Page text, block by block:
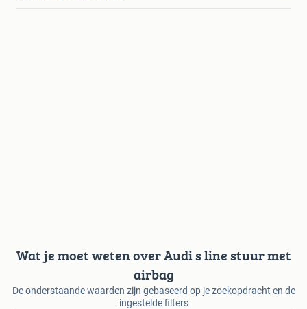
Wat je moet weten over Audi s line stuur met
airbag
De onderstaande waarden zijn gebaseerd op je zoekopdracht en de
ingestelde filters